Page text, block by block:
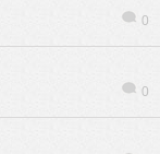
0
0